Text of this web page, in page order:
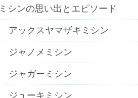
ミシンの思い出とエピソード
アックスヤマザキミシン
ジャノメミシン
ジャガーミシン
ジューキミシン